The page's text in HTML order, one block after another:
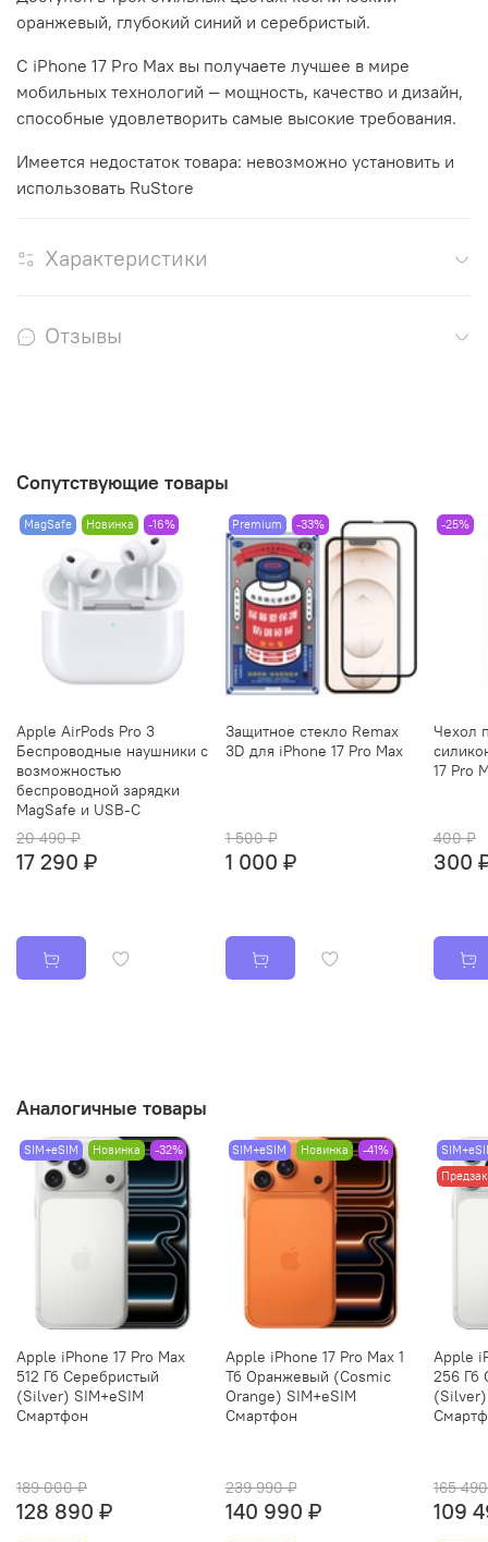
оранжевый, глубокий синий и серебристый.
С iPhone 17 Pro Max вы получаете лучшее в мире
мобильных технологий — мощность, качество и дизайн,
способные удовлетворить самые высокие требования.
Имеется недостаток товара: невозможно установить и
использовать RuStore
Характеристики
Отзывы
Сопутствующие товары
MagSafe Новинка -16%
Apple AirPods Pro 3
Беспроводные наушники с
возможностью
беспроводной зарядки
MagSafe и USB‑C
20 490 ₽
17 290 ₽
Premium -33%
Защитное стекло Remax
3D для iPhone 17 Pro Max
1 500 ₽
1 000 ₽
-25%
Чехол
17 Pro
400 ₽
300
Аналогичные товары
SIM+eSIM Новинка -32%
Apple iPhone 17 Pro Max
512 Гб Серебристый
(Silver) SIM+eSIM
Смартфон
189 000 ₽
128 890 ₽
SIM+eSIM Новинка -41%
Apple iPhone 17 Pro Max 1
Тб Оранжевый (Cosmic
Orange) SIM+eSIM
Смартфон
239 990 ₽
140 990 ₽
Apple
256 Гб
(Silver)
165
109